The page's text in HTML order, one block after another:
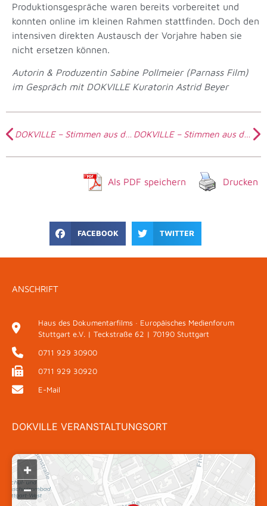
Produktionsgespräche waren bereits vorbereitet und
konnten online im kleinen Rahmen stattfinden. Doch den
intensiven direkten Austausch der Vorjahre haben sie
nicht ersetzen können.
Autorin & Produzentin Sabine Pollmeier (Parnass Film)
im Gespräch mit DOKVILLE Kuratorin Astrid Beyer
DOKVILLE – Stimmen aus der Branche mit Marcus Vetter DOKVILLE – Stimmen aus der Branche mit Sigrid Faltin
Als PDF speichern Drucken
FACEBOOK TWITTER
ANSCHRIFT
Haus des Dokumentarfilms · Europäisches Medienforum
Stuttgart e.V. | Teckstraße 62 | 70190 Stuttgart
0711 929 30900
0711 929 30920
E-Mail
DOKVILLE VERANSTALTUNGSORT
+
–